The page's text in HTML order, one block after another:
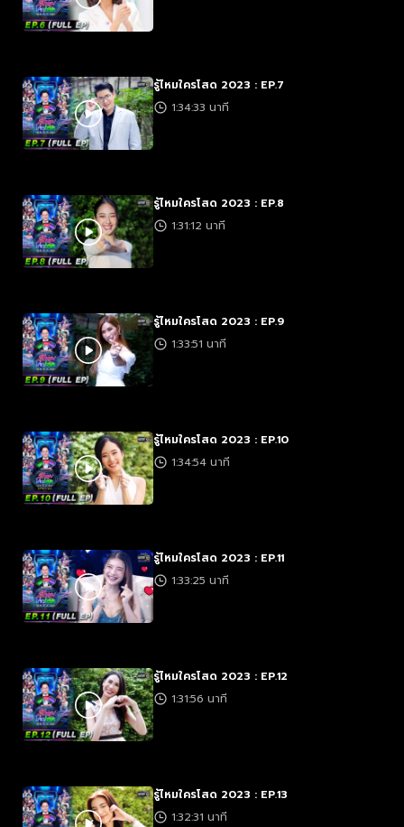
รู้ไหมใครโสด 2023 : EP.7
1:34:33 นาที
รู้ไหมใครโสด 2023 : EP.8
1:31:12 นาที
รู้ไหมใครโสด 2023 : EP.9
1:33:51 นาที
รู้ไหมใครโสด 2023 : EP.10
1:34:54 นาที
รู้ไหมใครโสด 2023 : EP.11
1:33:25 นาที
รู้ไหมใครโสด 2023 : EP.12
1:31:56 นาที
รู้ไหมใครโสด 2023 : EP.13
1:32:31 นาที